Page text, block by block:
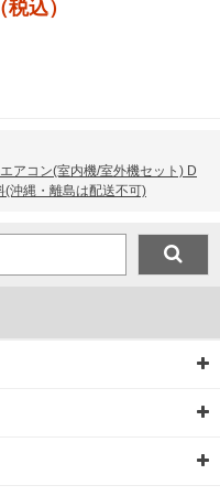
込）
アコン(室内機/室外機セット) D
(沖縄・離島は配送不可)